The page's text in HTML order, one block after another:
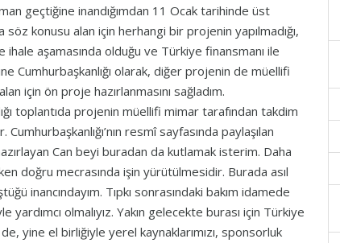
geçtiğine inandığımdan 11 Ocak tarihinde üst
konusu alan için herhangi bir projenin yapılmadığı,
ihale aşamasında olduğu ve Türkiye finansmanı ile
Cumhurbaşkanlığı olarak, diğer projenin de müellifi
için ön proje hazırlanmasını sağladım.
toplantıda projenin müellifi mimar tarafından takdim
resmî sayfasında paylaşılan
Can beyi buradan da kutlamak isterim. Daha
doğru mecrasında işin yürütülmesidir. Burada asıl
inancındayım. Tıpkı sonrasındaki bakım idamede
olmalıyız. Yakın gelecekte burası için Türkiye
yine el birliğiyle yerel kaynaklarımızı, sponsorluk